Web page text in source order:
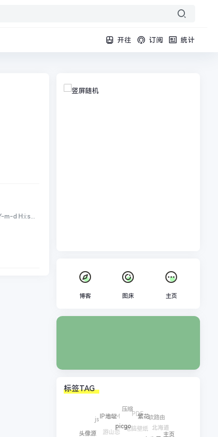
开往 订阅 统计
m-d H:i:s...
博客 图床 主页
标签TAG
北海道
软路由
繁花
picgo
电脑壁纸
PDF
压缩
IP地址
头像源
游山恋
BGM
js